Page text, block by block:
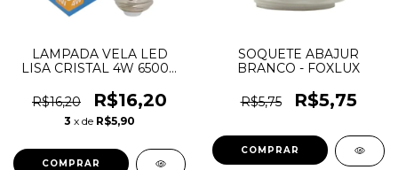
LAMPADA VELA LED
LISA CRISTAL 4W 6500K
R$16,20
R$16,20
3 x de R$5,90
SOQUETE ABAJUR
BRANCO - FOXLUX
R$5,75 R$5,75